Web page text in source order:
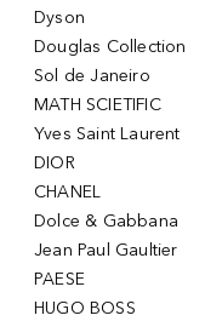
Dyson
Douglas Collection
Sol de Janeiro
MATH SCIETIFIC
Yves Saint Laurent
DIOR
CHANEL
Dolce & Gabbana
Jean Paul Gaultier
PAESE
HUGO BOSS